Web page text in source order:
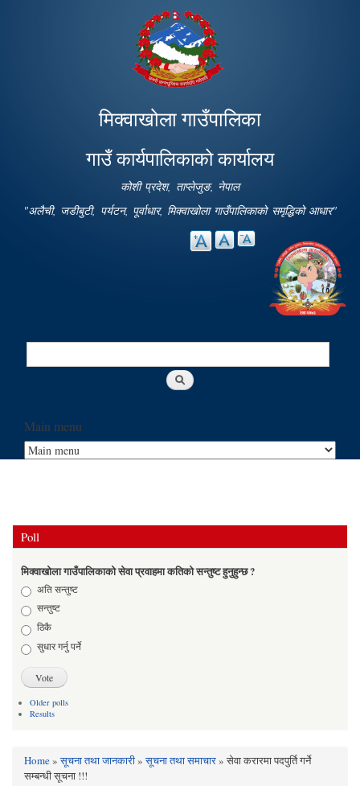
main
content
मिक्वाखोला गाउँपालिका
गाउँ कार्यपालिकाको कार्यालय
कोशी प्रदेश, ताप्लेजुङ, नेपाल
"अलैची, जडीबुटी, पर्यटन, पूर्वाधार, मिक्वाखोला गाउँपालिकाको समृद्धिको आधार"
Search
Main menu
Poll
मिक्वाखोला गाउँपालिकाको सेवा प्रवाहमा कतिको सन्तुष्ट हुनुहुन्छ ?
Choicesअति सन्तुष्ट
सन्तुष्ट
ठिकै
सुधार गर्नु पर्ने
Older polls
Results
You are here
Home»सूचना तथा जानकारी»सूचना तथा समाचार» सेवा करारमा पदपुर्ति गर्ने
सम्बन्धी सूचना !!!